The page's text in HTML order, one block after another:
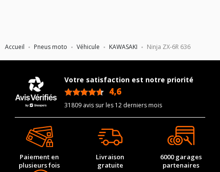
Accueil Pneus moto Véhicule KAWASAKI Ninja ZX-6R 636
Votre satisfaction est notre priorité
4,6
31809 avis sur les 12 derniers mois
Paiement en
plusieurs fois
Livraison
gratuite
6000 garages
partenaires